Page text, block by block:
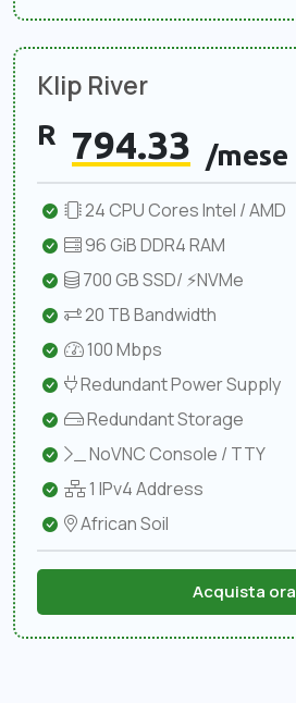
Klip River
R 794.33 /mese
24 CPU Cores Intel / AMD
96 GiB DDR4 RAM
700 GB SSD/ ⚡NVMe
20 TB Bandwidth
100 Mbps
Redundant Power Supply
Redundant Storage
NoVNC Console / TTY
1 IPv4 Address
African Soil
Acquista ora